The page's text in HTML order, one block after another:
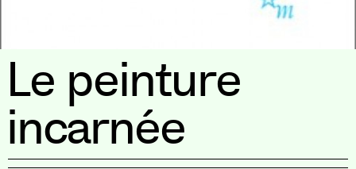
Le peinture
incarnée